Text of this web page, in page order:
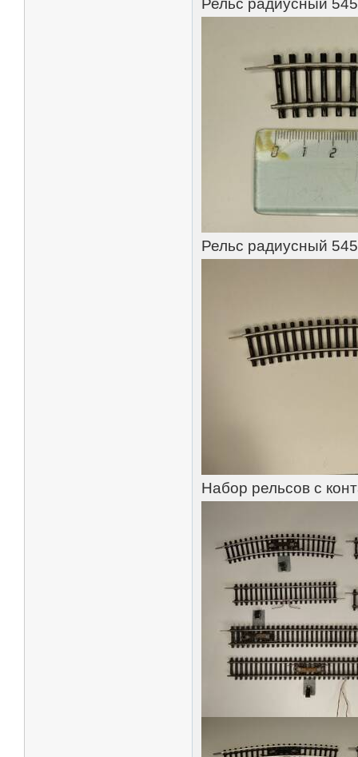
Рельс радиусный
Рельс радиусный
Набор рельсов с